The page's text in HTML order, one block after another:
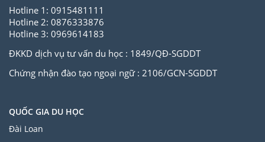
Hotline 1: 0915481111
Hotline 2: 0876333876
Hotline 3: 0969614183
ĐKKD dịch vụ tư vấn du học : 1849/QĐ-SGDDT
Chứng nhận đào tạo ngoại ngữ : 2106/GCN-SGDDT
QUỐC GIA DU HỌC
Đài Loan